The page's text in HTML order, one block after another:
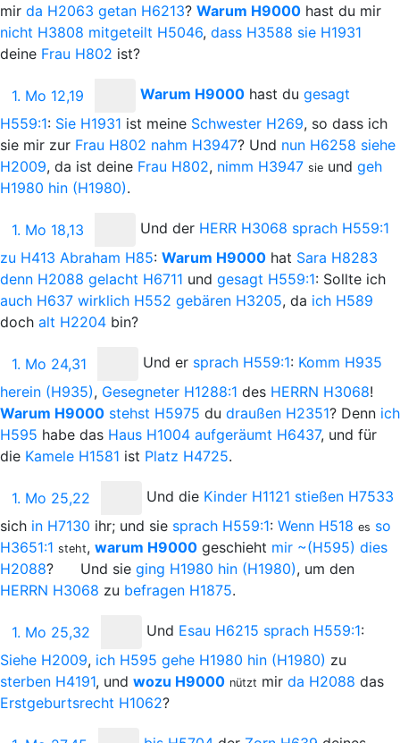
mir da H2063 getan H6213? Warum H9000 hast du mir
nicht H3808 mitgeteilt H5046, dass H3588 sie H1931
deine Frau H802 ist?
1. Mo 12,19 Warum H9000 hast du gesagt
H559:1: Sie H1931 ist meine Schwester H269, so dass ich
sie mir zur Frau H802 nahm H3947? Und nun H6258 siehe
H2009, da ist deine Frau H802, nimm H3947 sie und geh
H1980 hin (H1980).
1. Mo 18,13 Und der HERR H3068 sprach H559:1
zu H413 Abraham H85: Warum H9000 hat Sara H8283
denn H2088 gelacht H6711 und gesagt H559:1: Sollte ich
auch H637 wirklich H552 gebären H3205, da ich H589
doch alt H2204 bin?
1. Mo 24,31 Und er sprach H559:1: Komm H935
herein (H935), Gesegneter H1288:1 des HERRN H3068!
Warum H9000 stehst H5975 du draußen H2351? Denn ich
H595 habe das Haus H1004 aufgeräumt H6437, und für
die Kamele H1581 ist Platz H4725.
1. Mo 25,22 Und die Kinder H1121 stießen H7533
sich in H7130 ihr; und sie sprach H559:1: Wenn H518 es so
H3651:1 steht, warum H9000 geschieht mir ~(H595) dies
H2088? Und sie ging H1980 hin (H1980), um den
HERRN H3068 zu befragen H1875.
1. Mo 25,32 Und Esau H6215 sprach H559:1:
Siehe H2009, ich H595 gehe H1980 hin (H1980) zu
sterben H4191, und wozu H9000 nützt mir da H2088 das
Erstgeburtsrecht H1062?